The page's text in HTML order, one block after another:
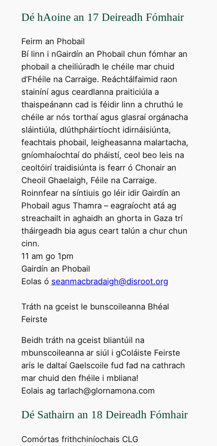
Dé hAoine an 17 Deireadh Fómhair
Feirm an Phobail
Bí linn i nGairdín an Phobail chun fómhar an
phobail a cheiliúradh le chéile mar chuid
d’Fhéile na Carraige. Reáchtálfaimid raon
stainíní agus ceardlanna praiticiúla a
thaispeánann cad is féidir linn a chruthú le
chéile ar nós torthaí agus glasraí orgánacha
sláintiúla, dlúthpháirtíocht idirnáisiúnta,
feachtais phobail, leigheasanna malartacha,
gníomhaíochtaí do pháistí, ceol beo leis na
ceoltóirí traidisiúnta is fearr ó Chonair an
Cheoil Ghaelaigh, Féile na Carraige.
Roinnfear na síntiuis go léir idir Gairdín an
Phobail agus Thamra – eagraíocht atá ag
streachailt in aghaidh an ghorta in Gaza trí
tháirgeadh bia agus ceart talún a chur chun
cinn.
11 am go 1pm
Gairdín an Phobail
Eolas ó seanmacbradaigh@disroot.org
Tráth na gceist le bunscoileanna Bhéal
Feirste
Beidh tráth na gceist bliantúil na
mbunscoileanna ar siúl i gColáiste Feirste
arís le daltaí Gaelscoile fud fad na cathrach
mar chuid den fhéile i mbliana!
Eolais ag tarlach@glornamona.com
Dé Sathairn an 18 Deireadh Fómhair
Comórtas frithchiníochais CLG